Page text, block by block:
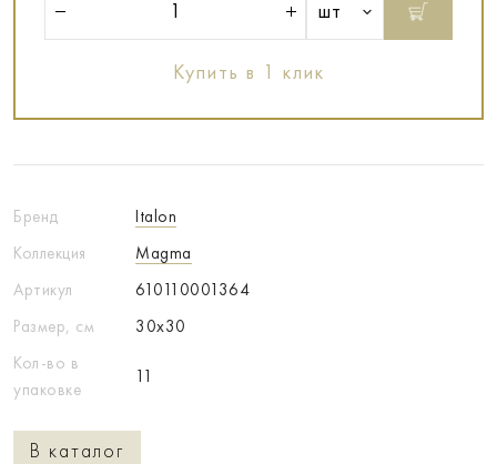
Бренд
Italon
Коллекция
Magma
Артикул
610110001364
Размер, см
30x30
Кол-во в
упаковке
11
В каталог
шт
Купить в 1 клик